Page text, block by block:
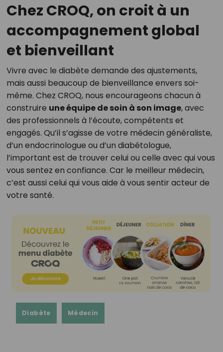
Chez CROQ, on croit à un
accompagnement global
et bienveillant
Vivre avec le diabète demande des ajustements,
mais aussi beaucoup de bienveillance envers soi-
même. Chez CROQ, nous encourageons chacun à
construire une équipe de soin à son image, avec
des professionnels à l’écoute, compétents et
engagés. Qu’il s’agisse de votre médecin généraliste,
d’un endocrinologue ou d’un diabétologue,
l’important est de trouver celui ou celle avec qui vous
vous sentez en confiance. Car le meilleur médecin,
c’est aussi celui qui vous aide à vous sentir acteur de
votre santé.
Diabète Médecin